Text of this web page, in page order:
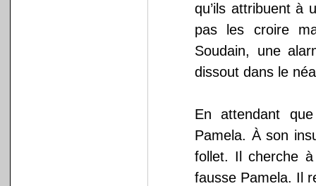
qu’ils attribuent à
pas les croire
Soudain, une
dissout dans le
En attendant
Pamela. À son
follet. Il cherche
fausse Pamela. Il